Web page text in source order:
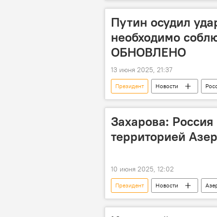
Путин осудил
необходимо
ОБНОВЛЕНО
13 июня 2025, 21:37
Президент Новости
Израиль
Конфликт
Телефонный разговор
Захарова:
территорией
10 июня 2025, 12:02
Президент Новости
Айхан Гаджизаде